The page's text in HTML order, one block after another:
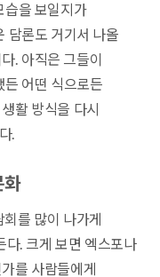
습을 보일지가
담론도 거기서 나올
. 아직은 그들이
든 어떤 식으로든
활 방식을 다시
.
화
를 많이 나가게
다. 크게 보면 엑스포나
를 사람들에게